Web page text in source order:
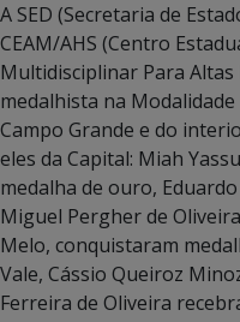
A SED (Secretaria de
CEAM/AHS (Centro
Multidisciplinar Para
medalhista na
Campo Grande e do
eles da Capital: Miah
medalha de ouro,
Miguel Pergher de
Melo, conquistaram
Vale, Cássio Queiroz
Ferreira de Oliveira